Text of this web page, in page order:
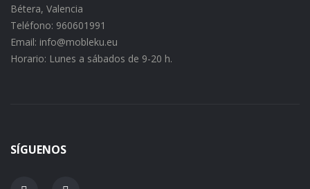
Bétera, Valencia
Teléfono: 960601991
Email: info@mobleku.eu
Horario: Lunes a sábados de 9-20 h.
SÍGUENOS